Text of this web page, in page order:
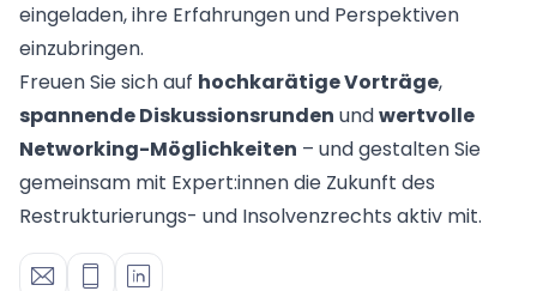
Contract Insights
KI-Vertragsanalyse für Unternehmen und
Smart Legal Research
KI-Agent zur Urteilsrecherche für Anwälte
Legal Twin
Add-Ons
KI-Agenten für Advoware und Winsolvenz
eingeladen, ihre Erfahrungen und Perspektiven
einzubringen.
Freuen Sie sich auf hochkarätige Vorträge,
spannende Diskussionsrunden undwertvolle
Networking-Möglichkeiten – und gestalten Sie
gemeinsam mit Expert:innen die Zukunft des
Restrukturierungs- und Insolvenzrechts aktiv mit.